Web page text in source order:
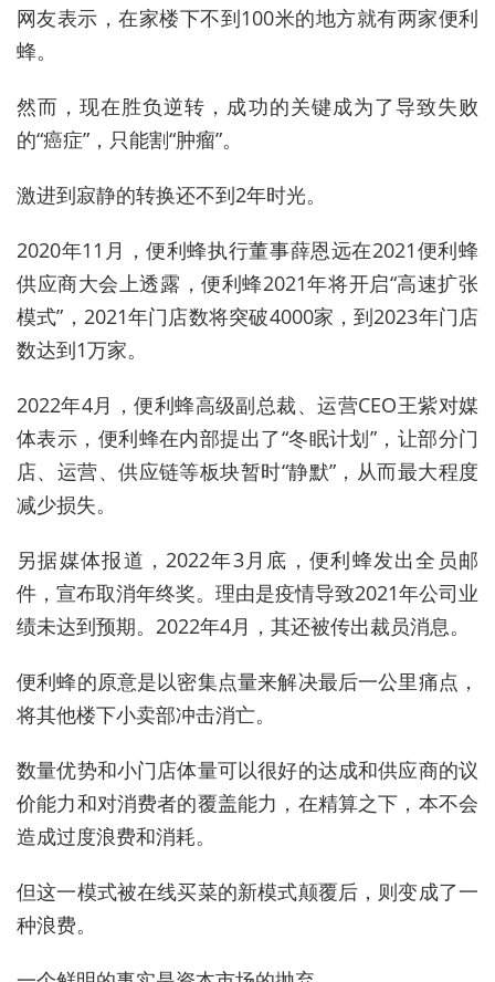
网友表示，在家楼下不到100米的地方就有两家便利
蜂。
然而，现在胜负逆转，成功的关键成为了导致失败
的“癌症”，只能割“肿瘤”。
激进到寂静的转换还不到2年时光。
2020年11月，便利蜂执行董事薛恩远在2021便利蜂
供应商大会上透露，便利蜂2021年将开启“高速扩张
模式”，2021年门店数将突破4000家，到2023年门店
数达到1万家。
2022年4月，便利蜂高级副总裁、运营CEO王紫对媒
体表示，便利蜂在内部提出了“冬眠计划”，让部分门
店、运营、供应链等板块暂时“静默”，从而最大程度
减少损失。
另据媒体报道，2022年3月底，便利蜂发出全员邮
件，宣布取消年终奖。理由是疫情导致2021年公司业
绩未达到预期。2022年4月，其还被传出裁员消息。
便利蜂的原意是以密集点量来解决最后一公里痛点，
将其他楼下小卖部冲击消亡。
数量优势和小门店体量可以很好的达成和供应商的议
价能力和对消费者的覆盖能力，在精算之下，本不会
造成过度浪费和消耗。
但这一模式被在线买菜的新模式颠覆后，则变成了一
种浪费。